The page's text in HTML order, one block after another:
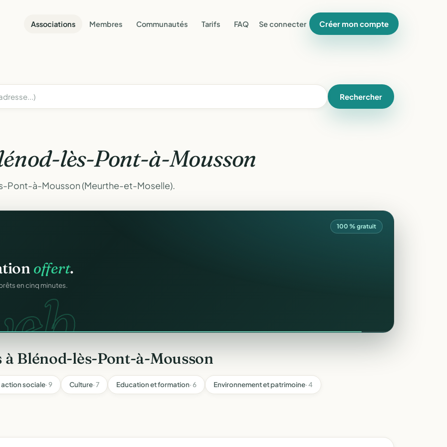
Associations Membres Communautés Tarifs FAQ Se connecter Créer mon compte
Rechercher
lès-Pont-à-Mousson
Pont-à-Mousson (Meurthe-et-Moselle).
100 % gratuit
membres.
— fini les
offert.
en cinq minutes.
Blénod-lès-Pont-à-Mousson
action sociale· 9 Culture· 7 Education et formation· 6 Environnement et patrimoine· 4